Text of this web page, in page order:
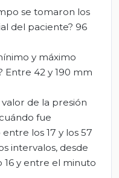
se tomaron los
del paciente? 96
y máximo
Entre 42 y 190 mm
de la presión
fue
los 17 y los 57
intervalos, desde
16 y entre el minuto